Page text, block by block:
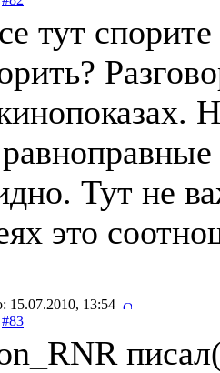
тут
Тут не
это
15.07.2010, 13:54
#83